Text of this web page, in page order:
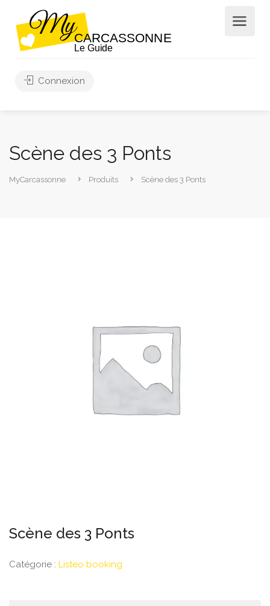
Connexion
Scène des 3 Ponts
MyCarcassonne Produits Scène des 3 Ponts
Scène des 3 Ponts
Catégorie : Listeo booking